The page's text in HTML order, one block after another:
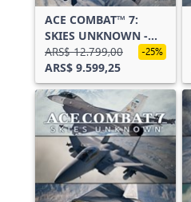
ACE COMBAT™ 7:
SKIES UNKNOWN -
TOP GUN: Maverick
Aircraft Set-
ARS$ 12.799,00
ARS$ 9.599,25
-25%